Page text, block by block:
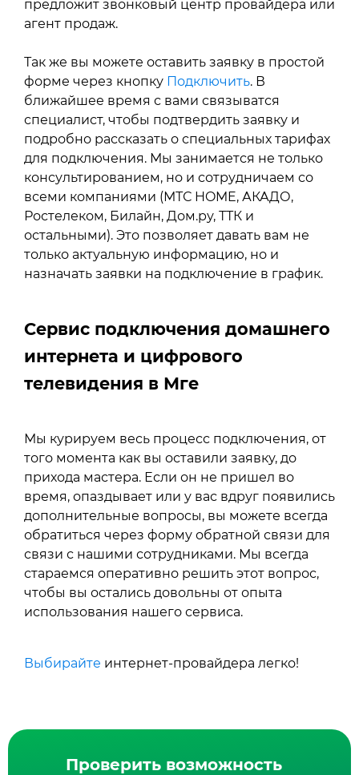
предложит звонковый центр провайдера или
агент продаж.
Так же вы можете оставить заявку в простой
форме через кнопку Подключить. В
ближайшее время с вами связыватся
специалист, чтобы подтвердить заявку и
подробно рассказать о специальных тарифах
для подключения. Мы занимается не только
консультированием, но и сотрудничаем со
всеми компаниями (МТС HOME, АКАДО,
Ростелеком, Билайн, Дом.ру, ТТК и
остальными). Это позволяет давать вам не
только актуальную информацию, но и
назначать заявки на подключение в график.
Сервис подключения домашнего
интернета и цифрового
телевидения в Мге
Мы курируем весь процесс подключения, от
того момента как вы оставили заявку, до
прихода мастера. Если он не пришел во
время, опаздывает или у вас вдруг появились
дополнительные вопросы, вы можете всегда
обратиться через форму обратной связи для
связи с нашими сотрудниками. Мы всегда
стараемся оперативно решить этот вопрос,
чтобы вы остались довольны от опыта
использования нашего сервиса.
Выбирайте интернет-провайдера легко!
Проверить возможность